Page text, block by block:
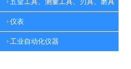
仪表
工业自动化仪器